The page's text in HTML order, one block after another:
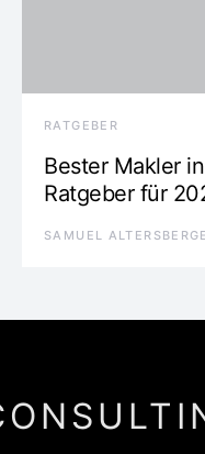
RATGEBER
Bester Makler
Ratgeber für
SAMUEL